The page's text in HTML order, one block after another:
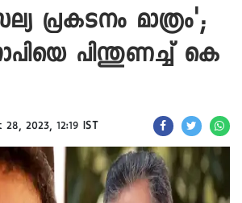
പ്രകടനം മാത്രം';
പിന്തുണച്ച് കെ
28, 2023, 12:19 IST